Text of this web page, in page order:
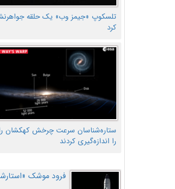
تلسکوپ «جیمز وب» یک حلقه
کرد
ستاره‌شناسان سرعت چرخش کهکشان
را اندازه‌گیری کردند
فرود موشک